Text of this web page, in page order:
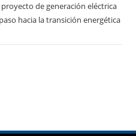
proyecto de generación eléctrica
hacia la transición energética